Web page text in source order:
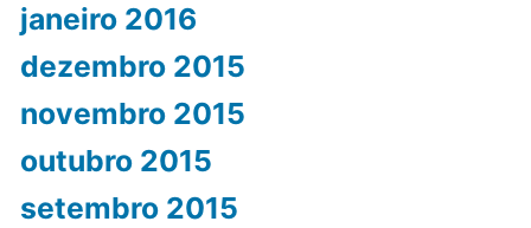
janeiro 2016
dezembro 2015
novembro 2015
outubro 2015
setembro 2015